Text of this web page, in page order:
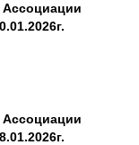
Ассоциации
Ассоциации